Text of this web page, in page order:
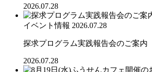
2026.07.28
イベント情報 2026.07.28
探求プログラム実践報告会のご案内
2026.07.28